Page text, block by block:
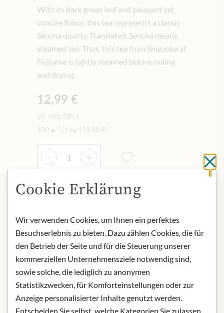
With its dark green leaf and pleasant yet
concise flavor, this tea represents a classic
Sencha quality. Translated, Sencha means
steamed tea. Thus, this tea from Shizuoka at
Fujijama is lightly steamed before rolling
and drying.
12,99 €
Vč. 20% DPH
100 gr
(1 kg 129,90 €)
Množství
- +
Přidat do košíku
NYNÍ SKLADEM
Art.Nr.:315922#0.100
POPIS
Product name: Green tea
Cookie Erklärung
Wir verwenden Cookies, um Ihnen ein perfektes
Besuchserlebnis zu bieten. Dazu zählen Cookies, die für
den Betrieb der Seite und für die Steuerung unserer
kommerziellen Unternehmensziele notwendig sind,
sowie solche, die lediglich zu anonymen
Statistikzwecken, für Komforteinstellungen oder zur
Anzeige personalisierter Inhalte genutzt werden.
Entscheiden Sie selbst, welche Kategorien Sie zulassen